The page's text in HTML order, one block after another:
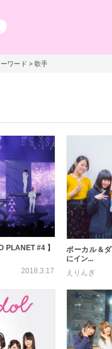
ワード> 歌手
PLANET #4 】
2018.3.17
ボーカル＆
にイン...
えりんぎ